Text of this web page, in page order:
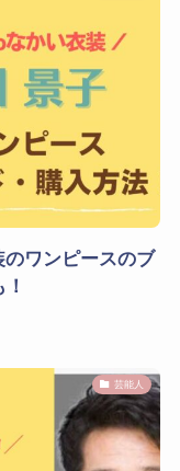
のワンピースのブ
芸能人